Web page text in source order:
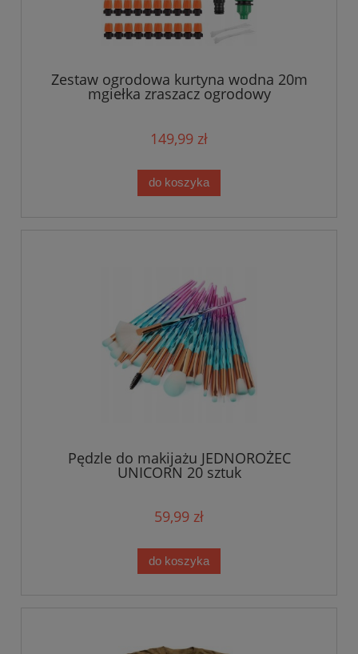
Zestaw ogrodowa kurtyna wodna 20m
mgiełka zraszacz ogrodowy
149,99 zł
do koszyka
Pędzle do makijażu JEDNOROŻEC
UNICORN 20 sztuk
59,99 zł
do koszyka